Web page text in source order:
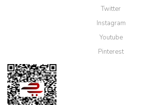
Twitter
Instagram
Youtube
Pinterest